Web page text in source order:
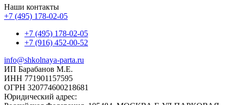
Наши контакты
+7 (495) 178-02-05
+7 (495) 178-02-05
+7 (916) 452-00-52
info@shkolnaya-parta.ru
ИП Барабанов М.Е.
ИНН 771901157595
ОГРН 320774600218681
Юридический адрес: